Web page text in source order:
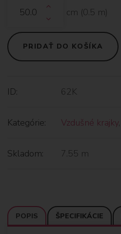
cm (0.5 m)
PRIDAŤ DO KOŠÍKA
ID: 62K
Kategórie: Vzdušné krajky,
Skladom: 7.55 m
POPIS ŠPECIFIKÁCIE